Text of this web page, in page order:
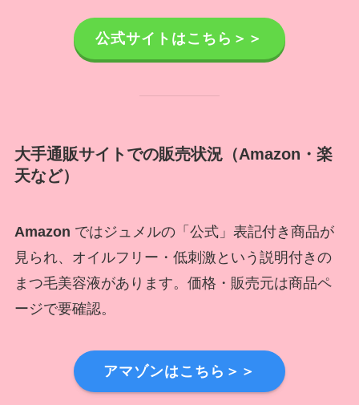
公式サイトはこちら＞＞
大手通販サイトでの販売状況（Amazon・楽
天など）
Amazon ではジュメルの「公式」表記付き商品が
見られ、オイルフリー・低刺激という説明付きの
まつ毛美容液があります。価格・販売元は商品ペ
ージで要確認。
アマゾンはこちら＞＞